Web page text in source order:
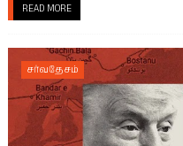
READ MORE
சர்வதேசம்